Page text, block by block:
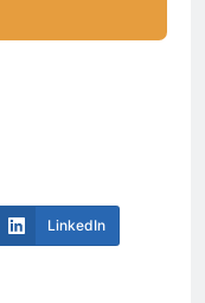
LinkedIn